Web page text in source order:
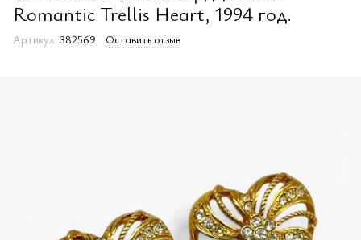
Romantic Trellis Heart, 1994 год.
Артикул: 382569 Оставить отзыв